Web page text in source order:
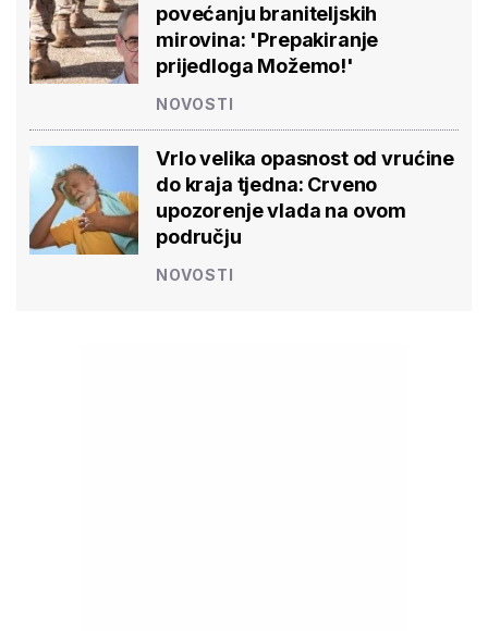
povećanju braniteljskih
mirovina: 'Prepakiranje
prijedloga Možemo!'
NOVOSTI
Vrlo velika opasnost od vrućine
do kraja tjedna: Crveno
upozorenje vlada na ovom
području
NOVOSTI